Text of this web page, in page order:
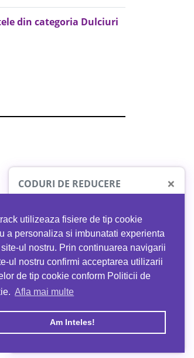
utilizeaza fisiere de tip cookie
a personaliza si imbunatati experienta
ul nostru. Prin continuarea navigarii
ul nostru confirmi acceptarea utilizarii
de tip cookie conform Politicii de
Afla mai multe
Am Inteles!
din categoria Dulciuri
CODURI DE REDUCERE ×
MYPROTEIN
Ai40%reducere la orice comandă
folosind codul EATTRACK